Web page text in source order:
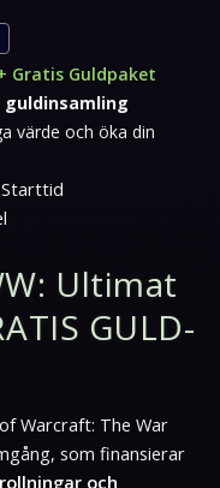
Gratis Guldpaket
guldinsamling
värde och öka din
Ultimat
GULD-
Warcraft: The War
som finansierar
och